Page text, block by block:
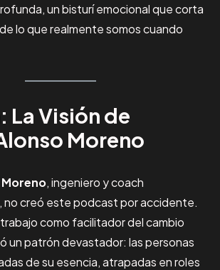
un bisturí emocional que corta
lo que realmente somos cuando
La Visión de
Moreno
, ingeniero y coach
no creó este podcast por accidente.
como facilitador del cambio
un patrón devastador: las personas
de su esencia, atrapadas en roles